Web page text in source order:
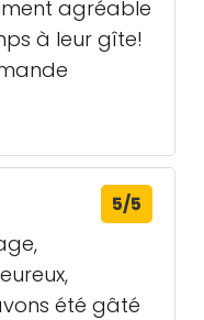
agréable
à leur gîte!
5/5
été gâté